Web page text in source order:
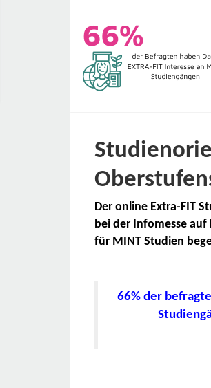
Der online Extra-FIT
bei der Infomesse
für MINT Studien
66% der